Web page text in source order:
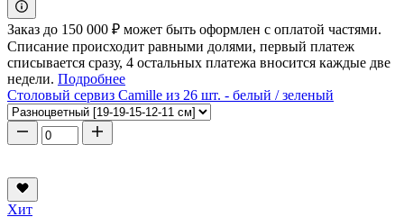
Заказ до 150 000 ₽ может быть оформлен с оплатой частями.
Списание происходит равными долями, первый платеж
списывается сразу, 4 остальных платежа вносится каждые две
недели. Подробнее
Столовый сервиз Camille из 26 шт. - белый / зеленый
Хит